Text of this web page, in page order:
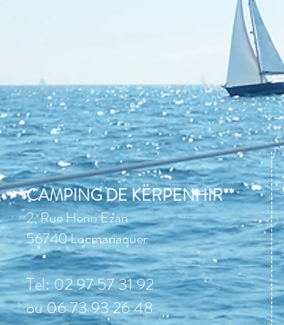
CAMPING DE KERPENHIR**
2, Rue Henri Ezan
56740 Locmariaquer
Tel: 02 97 57 31 92
ou06 73 93 26 48